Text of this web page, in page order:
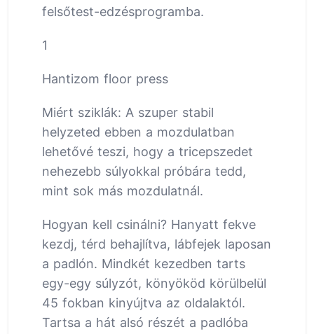
felsőtest-edzésprogramba.
1
Hantizom floor press
Miért sziklák: A szuper stabil
helyzeted ebben a mozdulatban
lehetővé teszi, hogy a tricepszedet
nehezebb súlyokkal próbára tedd,
mint sok más mozdulatnál.
Hogyan kell csinálni? Hanyatt fekve
kezdj, térd behajlítva, lábfejek laposan
a padlón. Mindkét kezedben tarts
egy-egy súlyzót, könyököd körülbelül
45 fokban kinyújtva az oldalaktól.
Tartsa a hát alsó részét a padlóba